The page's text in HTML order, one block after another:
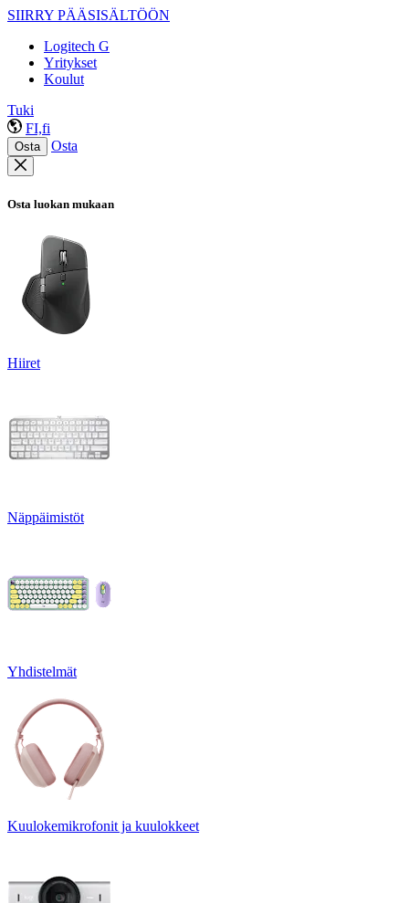
SIIRRY PÄÄSISÄLTÖÖN
Logitech G
Yritykset
Koulut
Tuki
FI,fi
Osta Osta
Osta luokan mukaan
Hiiret
Näppäimistöt
Yhdistelmät
Kuulokemikrofonit ja kuulokkeet